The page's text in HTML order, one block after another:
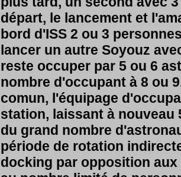
départ, le lancement et
bord d'ISS 2 ou 3
lancer un autre Soyouz
reste occuper par 5 ou 6
nombre d'occupant à 8 ou
comun, l'équipage
station, laissant à nouveau
du grand nombre
période de rotation
docking par opposition